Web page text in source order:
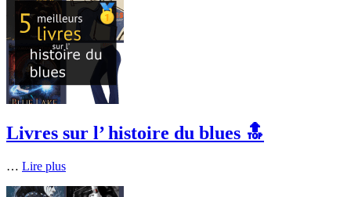
Livres sur l’ histoire du blues 🔝
… Lire plus